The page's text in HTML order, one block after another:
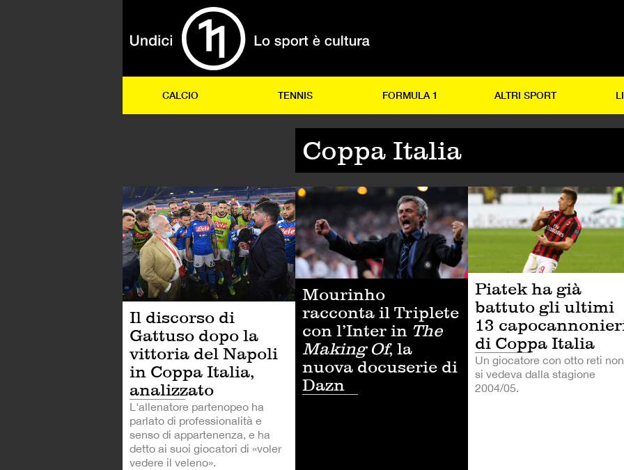
CALCIO TENNIS FORMULA 1 ALTRI SPORT
Coppa Italia
CALCIO
Il discorso di
Gattuso dopo la
vittoria del Napoli
in Coppa Italia,
analizzato
L'allenatore partenopeo ha
parlato di professionalità e
senso di appartenenza, e ha
detto ai suoi giocatori di «voler
vedere il veleno».
CALCIO
Mourinho
racconta il Triplete
con l’Inter in The
Making Of, la
nuova docuserie di
Dazn
Piatek ha già
battuto gli ultimi
13
di Coppa Italia
Un giocatore con otto reti non
si vedeva dalla stagione
2004/05.